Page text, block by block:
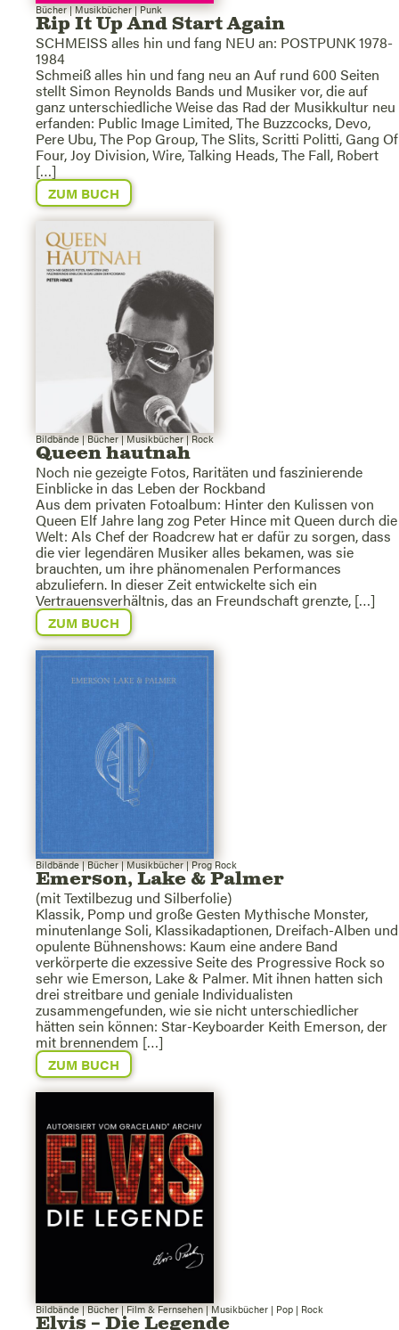
Bücher|Musikbücher|Punk
Rip It Up And Start Again
SCHMEISS alles hin und fang NEU an: POSTPUNK 1978-
1984
Schmeiß alles hin und fang neu an Auf rund 600 Seiten
stellt Simon Reynolds Bands und Musiker vor, die auf
ganz unterschiedliche Weise das Rad der Musikkultur neu
erfanden: Public Image Limited, The Buzzcocks, Devo,
Pere Ubu, The Pop Group, The Slits, Scritti Politti, Gang Of
Four, Joy Division, Wire, Talking Heads, The Fall, Robert
[…]
ZUM BUCH
Bildbände|Bücher|Musikbücher|Rock
Queen hautnah
Noch nie gezeigte Fotos, Raritäten und faszinierende
Einblicke in das Leben der Rockband
Aus dem privaten Fotoalbum: Hinter den Kulissen von
Queen Elf Jahre lang zog Peter Hince mit Queen durch die
Welt: Als Chef der Roadcrew hat er dafür zu sorgen, dass
die vier legendären Musiker alles bekamen, was sie
brauchten, um ihre phänomenalen Performances
abzuliefern. In dieser Zeit entwickelte sich ein
Vertrauensverhältnis, das an Freundschaft grenzte, […]
ZUM BUCH
Bildbände|Bücher|Musikbücher|Prog Rock
Emerson, Lake & Palmer
(mit Textilbezug und Silberfolie)
Klassik, Pomp und große Gesten Mythische Monster,
minutenlange Soli, Klassikadaptionen, Dreifach-Alben und
opulente Bühnenshows: Kaum eine andere Band
verkörperte die exzessive Seite des Progressive Rock so
sehr wie Emerson, Lake & Palmer. Mit ihnen hatten sich
drei streitbare und geniale Individualisten
zusammengefunden, wie sie nicht unterschiedlicher
hätten sein können: Star-Keyboarder Keith Emerson, der
mit brennendem […]
ZUM BUCH
Bildbände|Bücher|Film & Fernsehen|Musikbücher | Pop | Rock
Elvis – Die Legende